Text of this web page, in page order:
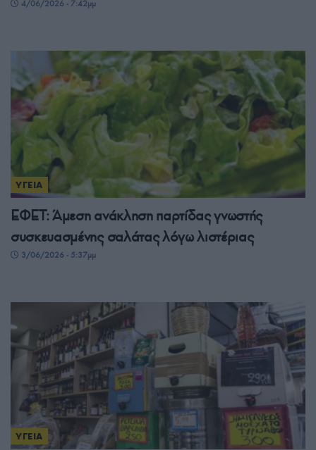
4/06/2026 - 7:42μμ
ΥΓΕΙΑ
ΕΦΕΤ: Άμεση ανάκληση παρτίδας γνωστής
συσκευασμένης σαλάτας λόγω λιστέριας
3/06/2026 - 5:37μμ
ΥΓΕΙΑ